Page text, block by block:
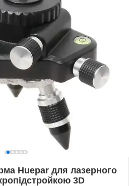
Huepar для лазерного
3D